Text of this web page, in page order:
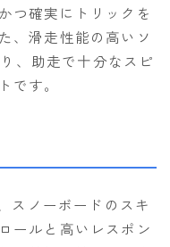
つ確実にトリックを
、滑走性能の高いソ
、助走で十分なスピ
です。
スノーボードのスキ
ールと高いレスポン